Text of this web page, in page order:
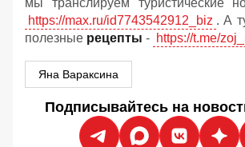
https://max.ru/id7743542912_biz . А
полезные рецепты - https://t.me/
Яна Вараксина
Подписывайтесь на